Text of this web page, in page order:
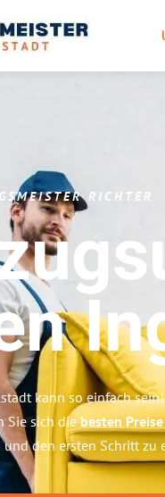
RICHTER
kann so einfach
Sie sich diebesten
den ersten Schritt zu